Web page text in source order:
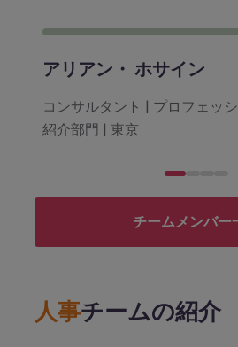
アリアン・ ホサイン
コンサルタント | プロフェッ
紹介部門 | 東京
チームメンバー
人事チームの紹介